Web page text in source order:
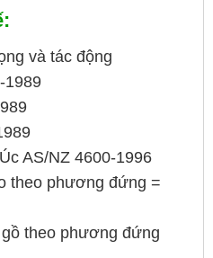
và tác động
1989
AS/NZ 4600-1996
theo phương đứng =
theo phương đứng